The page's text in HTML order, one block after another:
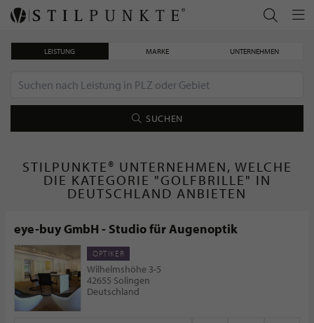
LEISTUNG MARKE UNTERNEHMEN
SUCHEN
STILPUNKTE® UNTERNEHMEN, WELCHE
DIE KATEGORIE "GOLFBRILLE" IN
DEUTSCHLAND ANBIETEN
eye-buy GmbH - Studio für Augenoptik
OPTIKER
Wilhelmshöhe 3-5
42655 Solingen
Deutschland